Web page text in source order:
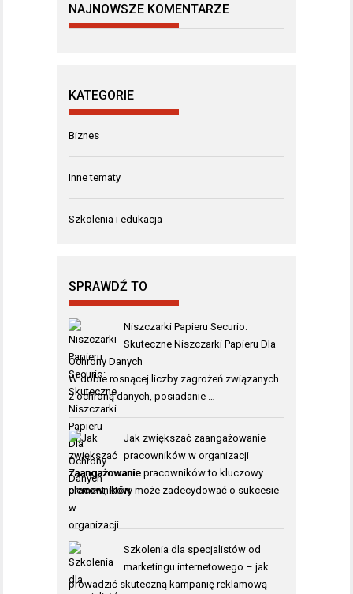
NAJNOWSZE KOMENTARZE
KATEGORIE
Biznes
Inne tematy
Szkolenia i edukacja
SPRAWDŹ TO
Niszczarki Papieru Securio:
Skuteczne Niszczarki Papieru Dla
Ochrony Danych
W dobie rosnącej liczby zagrożeń związanych
z ochroną danych, posiadanie …
Jak zwiększać zaangażowanie
pracowników w organizacji
Zaangażowanie pracowników to kluczowy
element, który może zadecydować o sukcesie
…
Szkolenia dla specjalistów od
marketingu internetowego – jak
prowadzić skuteczną kampanię reklamową